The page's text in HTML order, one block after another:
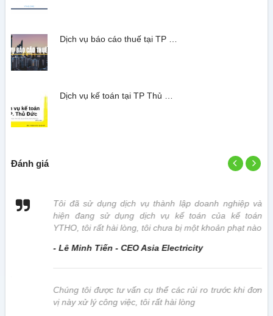
Dịch vụ báo cáo thuế tại TP …
Dịch vụ kế toán tại TP Thủ …
Đánh giá
Tôi đã sử dụng dịch vụ thành lập doanh nghiệp và
hiện đang sử dụng dịch vụ kế toán của kế toán
YTHO, tôi rất hài lòng, tôi chưa bị một khoản phạt nào
- Lê Minh Tiến - CEO Asia Electricity
Chúng tôi được tư vấn cụ thể các rủi ro trước khi đơn
vị này xử lý công việc, tôi rất hài lòng